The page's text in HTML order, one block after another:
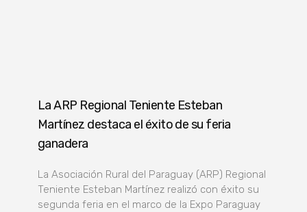
La ARP Regional Teniente Esteban
Martínez destaca el éxito de su feria
ganadera
La Asociación Rural del Paraguay (ARP) Regional
Teniente Esteban Martínez realizó con éxito su
segunda feria en el marco de la Expo Paraguay